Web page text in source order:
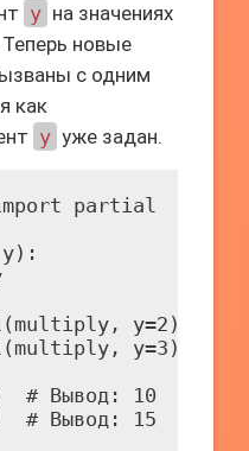
y на значениях
новые
с одним
как
y уже задан.
partial
y=2)
y=3)
# Вывод: 10